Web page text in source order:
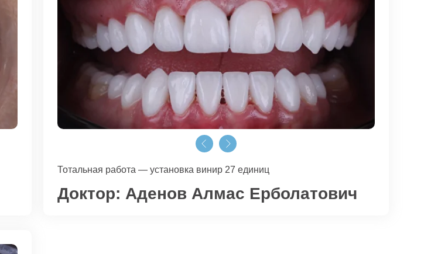
Тотальная работа — установка винир 27 единиц
Доктор: Аденов Алмас Ерболатович